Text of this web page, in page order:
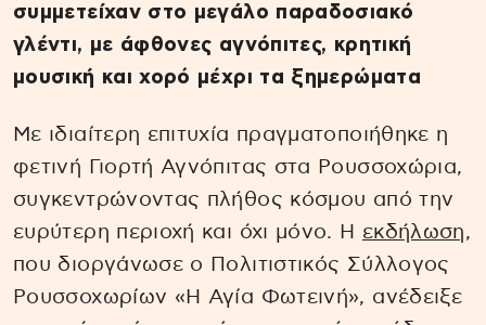
συμμετείχαν στο μεγάλο παραδοσιακό
γλέντι, με άφθονες αγνόπιτες, κρητική
μουσική και χορό μέχρι τα ξημερώματα
Με ιδιαίτερη επιτυχία πραγματοποιήθηκε η
φετινή Γιορτή Αγνόπιτας στα Ρουσσοχώρια,
συγκεντρώνοντας πλήθος κόσμου από την
ευρύτερη περιοχή και όχι μόνο. Η εκδήλωση,
που διοργάνωσε ο Πολιτιστικός Σύλλογος
Ρουσσοχωρίων «Η Αγία Φωτεινή», ανέδειξε